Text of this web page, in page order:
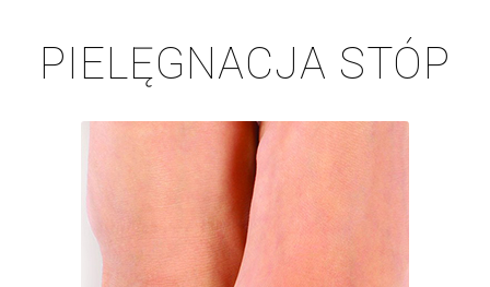
PIELĘGNACJA STÓP